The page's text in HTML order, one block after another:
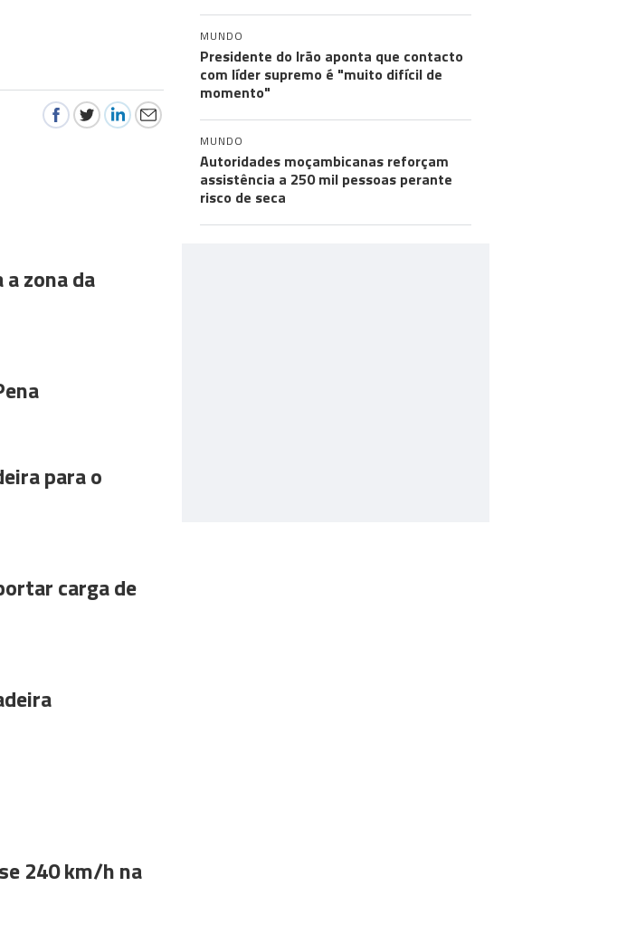
zona da
para o
carga de
240 km/h na
MUNDO
Presidente do Irão aponta que contacto
com líder supremo é "muito difícil de
momento"
MUNDO
Autoridades moçambicanas reforçam
assistência a 250 mil pessoas perante
risco de seca